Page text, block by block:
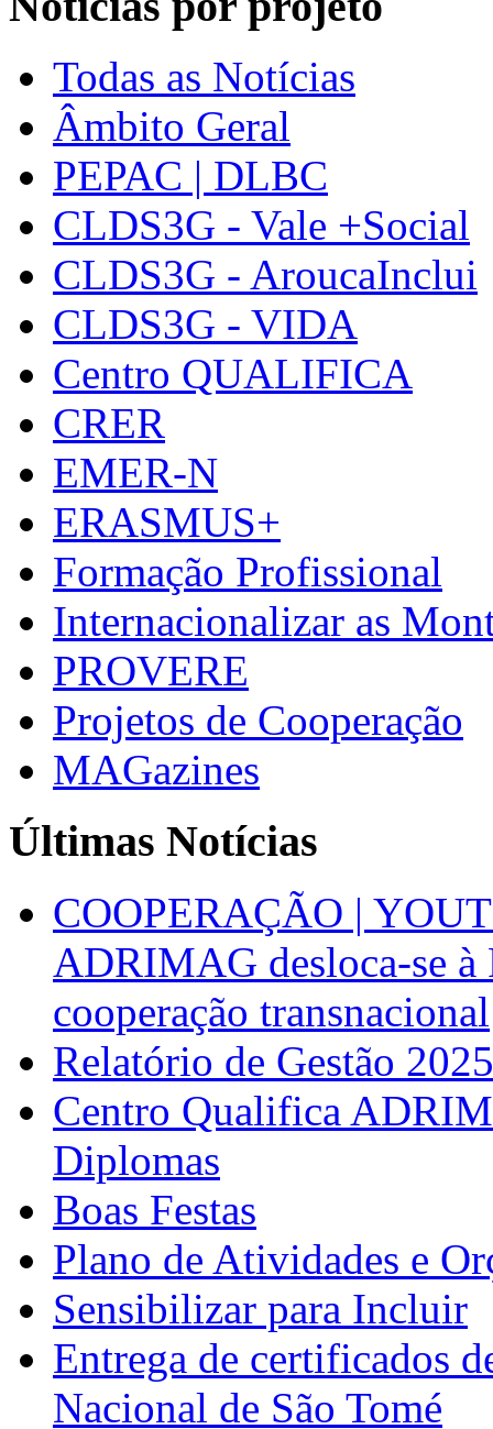
Todas as Notícias
Âmbito Geral
PEPAC | DLBC
CLDS3G - Vale +Social
CLDS3G - AroucaInclui
CLDS3G - VIDA
Centro QUALIFICA
CRER
EMER-N
ERASMUS+
Formação Profissional
Internacionalizar as
PROVERE
Projetos de Cooperação
MAGazines
Últimas Notícias
COOPERAÇÃO |
ADRIMAG desloca-se
cooperação transnacional
Relatório de Gestão 2025
Centro Qualifica
Diplomas
Boas Festas
Plano de Atividades e
Sensibilizar para Incluir
Entrega de certificados
Nacional de São Tomé